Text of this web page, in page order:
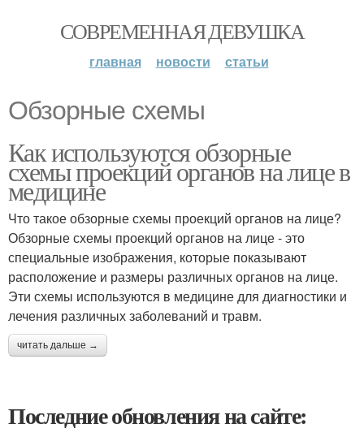
СОВРЕМЕННАЯ ДЕВУШКА
главная новости статьи
Обзорные схемы
Как используются обзорные
схемы проекций органов на лице в
медицине
Что такое обзорные схемы проекций органов на лице?
Обзорные схемы проекций органов на лице - это
специальные изображения, которые показывают
расположение и размеры различных органов на лице.
Эти схемы используются в медицине для диагностики и
лечения различных заболеваний и травм.
читать дальше →
Последние обновления на сайте: